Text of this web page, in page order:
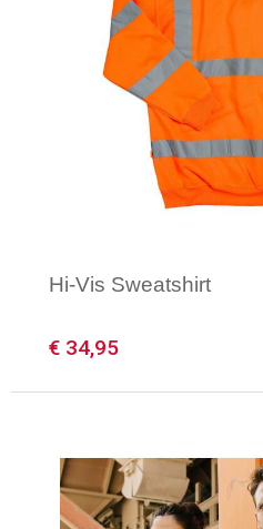
Hi-Vis Sweatshirt
€ 34,95
Minimale afname: 1